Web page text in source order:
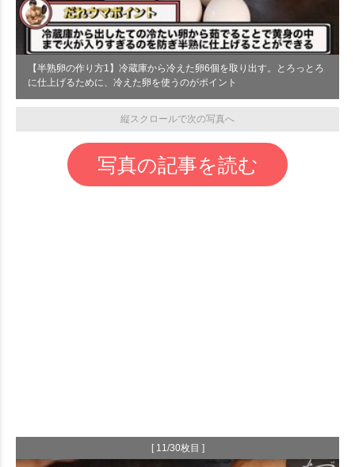
【半熟卵の作り方1】冷蔵庫から冷えた卵6個を取り出す。とろっとろ
に仕上げるために、冷えた卵を使うのがポイント
縦スクロールで次の写真へ
写真の記事を読む
[ 11/30枚目 ]